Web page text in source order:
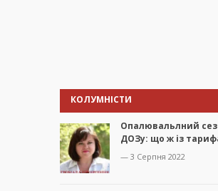
КОЛУМНІСТИ
Опалювальлний
ДОЗу: що ж із
— 3 Серпня 2022